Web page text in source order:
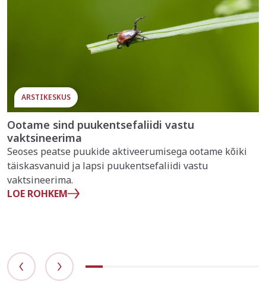
ARSTIKESKUS
Ootame sind puukentsefaliidi vastu
vaktsineerima
Seoses peatse puukide aktiveerumisega ootame kõiki
täiskasvanuid ja lapsi puukentsefaliidi vastu
vaktsineerima.
LOE ROHKEM